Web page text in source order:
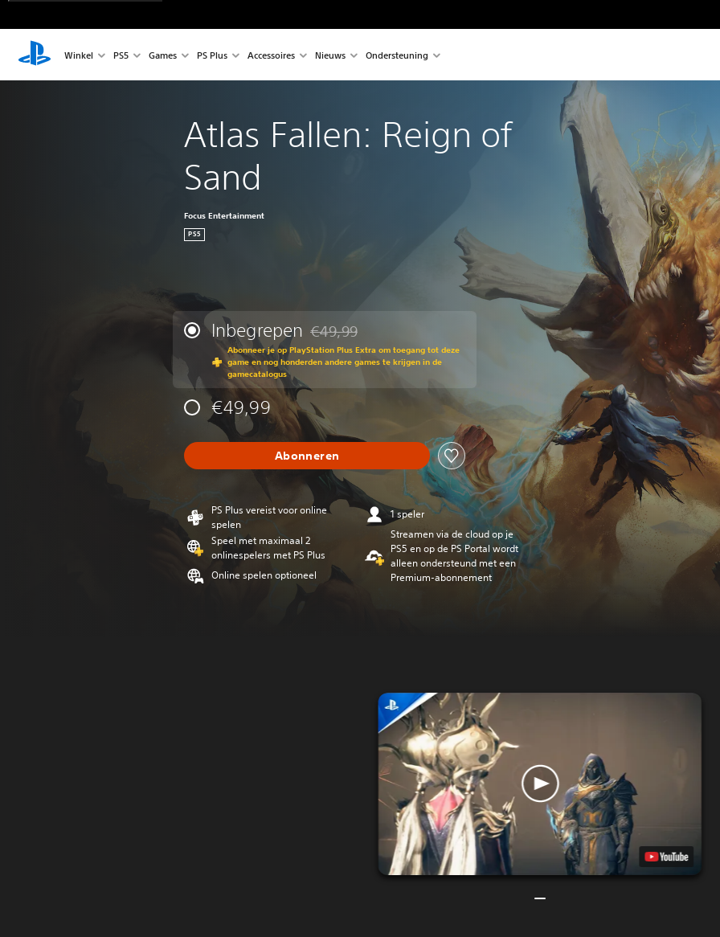
Winkel PS5 Games PS Plus Accessoires Nieuws Ondersteuning
Atlas Fallen: Reign of
Sand
Focus Entertainment
PS5
Inbegrepen Korting ten opzichte van de oorspronkelijke prijs van €49,99
€49,99
Abonneer je op PlayStation Plus Extra om toegang tot deze
game en nog honderden andere games te krijgen in de
gamecatalogus
€49,99
Abonneren
PS Plus vereist voor online
spelen
Speel met maximaal 2
onlinespelers met PS Plus
Online spelen optioneel
1 speler
Streamen via de cloud op je
PS5 en op de PS Portal wordt
alleen ondersteund met een
Premium-abonnement